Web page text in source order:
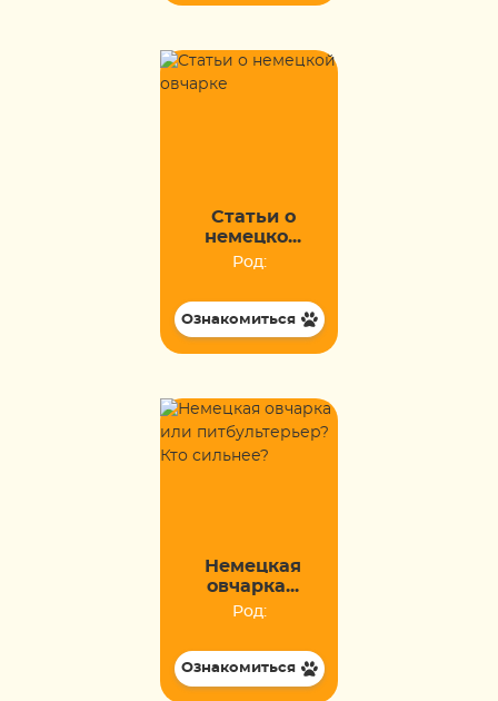
Статьи о
немецко...
Род:
Ознакомиться
Немецкая
овчарка...
Род:
Ознакомиться